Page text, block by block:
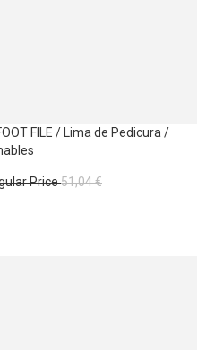
FILE / Lima de Pedicura /
Price51,04 €